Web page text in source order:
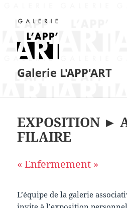
Galerie L'APP'ART
EXPOSITION ►
FILAIRE
« Enfermement »
L’équipe de la galerie